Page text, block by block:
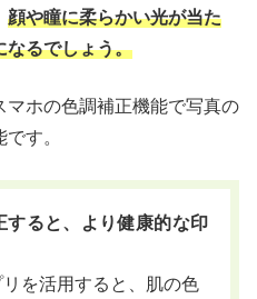
顔や瞳に柔らかい光が当た
なるでしょう。
ホの色調補正機能で写真の
す。
ると、より健康的な印
を活用すると、肌の色